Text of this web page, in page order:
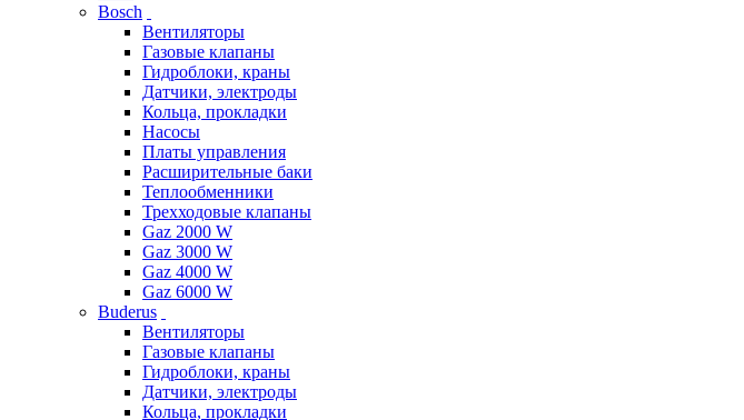
Bosch
Вентиляторы
Газовые клапаны
Гидроблоки, краны
Датчики, электроды
Кольца, прокладки
Насосы
Платы управления
Расширительные баки
Теплообменники
Трехходовые клапаны
Gaz 2000 W
Gaz 3000 W
Gaz 4000 W
Gaz 6000 W
Buderus
Вентиляторы
Газовые клапаны
Гидроблоки, краны
Датчики, электроды
Кольца, прокладки